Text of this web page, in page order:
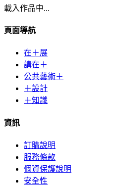
載入作品中...
頁面導航
在＋展
講在＋
公共藝術＋
＋設計
＋知識
資訊
訂購說明
服務條款
個資保護說明
安全性